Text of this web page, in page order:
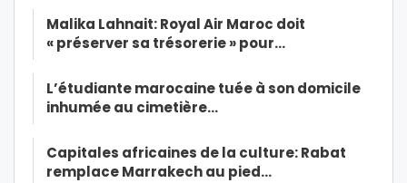
Malika Lahnait: Royal Air Maroc doit
« préserver sa trésorerie » pour…
L’étudiante marocaine tuée à son domicile
inhumée au cimetière…
Capitales africaines de la culture: Rabat
remplace Marrakech au pied…